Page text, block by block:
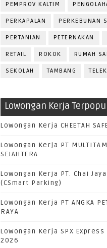
PEMPROV KALTIM
PERKAPALAN PERKEBUNAN
PERTANIAN PETERNAKAN
RETAIL ROKOK RUMAH
SEKOLAH TAMBANG
Lowongan Kerja
Lowongan Kerja CHEETAH
Lowongan Kerja PT
SEJAHTERA
Lowongan Kerja PT. Chai
(CSmart Parking)
Lowongan Kerja PT ANGKA
RAYA
Lowongan Kerja SPX Express
2026